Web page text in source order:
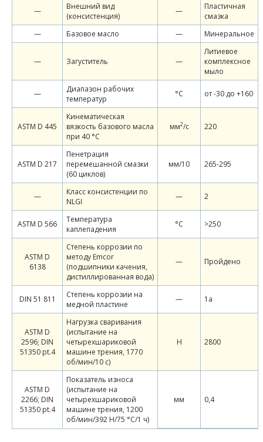
—
Внешний вид
(консистенция)
—
Пластичная
смазка
—
Базовое масло — Минеральное
— Загуститель —
Литиевое
комплексное
мыло
—
Диапазон рабочих
температур
°С от -30 до +160
ASTM D 445
Кинематическая
вязкость базового масла
при 40 °С
мм2/c 220
ASTM D 217
Пенетрация
перемешанной смазки
(60 циклов)
мм/10 265-295
—
Класс консистенции по
NLGI
— 2
ASTM D 566
Температура
каплепадения
°C >250
ASTM D
6138
Степень коррозии по
методу Emcor
(подшипники качения,
дистиллированная вода)
— Пройдено
DIN 51 811
Степень коррозии на
медной пластине
— 1а
ASTM D
2596; DIN
51350 pt.4
Нагрузка сваривания
(испытание на
четырехшариковой
машине трения, 1770
об/мин/10 с)
Н 2800
ASTM D
2266; DIN
51350 pt.4
Показатель износа
(испытание на
четырехшариковой
машине трения, 1200
об/мин/392 Н/75 °C/1 ч)
мм 0,4